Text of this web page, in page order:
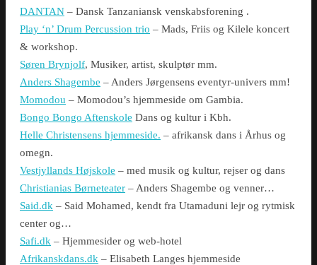
DANTAN – Dansk Tanzaniansk venskabsforening .
Play ‘n’ Drum Percussion trio – Mads, Friis og Kilele koncert
& workshop.
Søren Brynjolf, Musiker, artist, skulptør mm.
Anders Shagembe – Anders Jørgensens eventyr-univers mm!
Momodou – Momodou’s hjemmeside om Gambia.
Bongo Bongo Aftenskole Dans og kultur i Kbh.
Helle Christensens hjemmeside. – afrikansk dans i Århus og
omegn.
Vestjyllands Højskole – med musik og kultur, rejser og dans
Christianias Børneteater – Anders Shagembe og venner…
Said.dk – Said Mohamed, kendt fra Utamaduni lejr og rytmisk
center og…
Safi.dk – Hjemmesider og web-hotel
Afrikanskdans.dk – Elisabeth Langes hjemmeside